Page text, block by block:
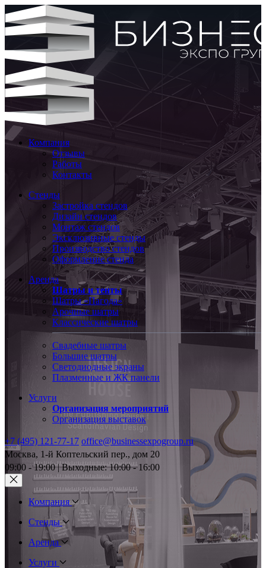
Компания
Отзывы
Работы
Контакты
Стенды
Застройка стендов
Дизайн стендов
Монтаж стендов
Эксклюзивные стенды
Производство стендов
Оформление стенда
Аренда
Шатры и тенты
Шатры «Пагода»
Арочные шатры
Классические шатры
Свадебные шатры
Большие шатры
Светодиодные экраны
Плазменные и ЖК панели
Услуги
Организация мероприятий
Организация выставок
+7 (495) 121-77-17 office@businessexpogroup.ru
Москва, 1-й Коптельский пер., дом 20
09:00 - 19:00 | Выходные: 10:00 - 16:00
Компания
Стенды
Аренда
Услуги